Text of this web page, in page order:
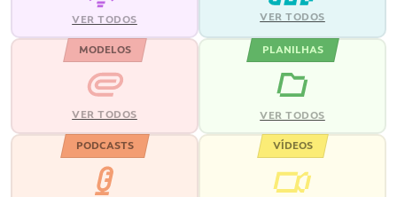
VER TODOS VER TODOS
MODELOS
VER TODOS
PLANILHAS
VER TODOS
PODCASTS VÍDEOS